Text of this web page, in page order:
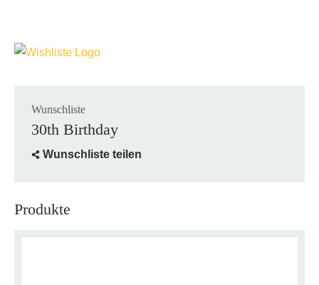
Wunschliste
30th Birthday
Wunschliste teilen
Produkte